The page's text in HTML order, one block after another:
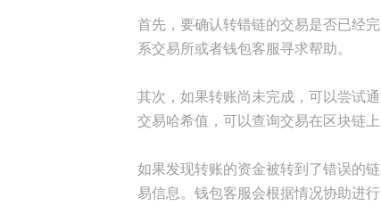
首先，要确认转错链的交易是否已经
系交易所或者钱包客服寻求帮助。
其次，如果转账尚未完成，可以尝试
交易哈希值，可以查询交易在区块链上
如果发现转账的资金被转到了错误的
易信息。钱包客服会根据情况协助进